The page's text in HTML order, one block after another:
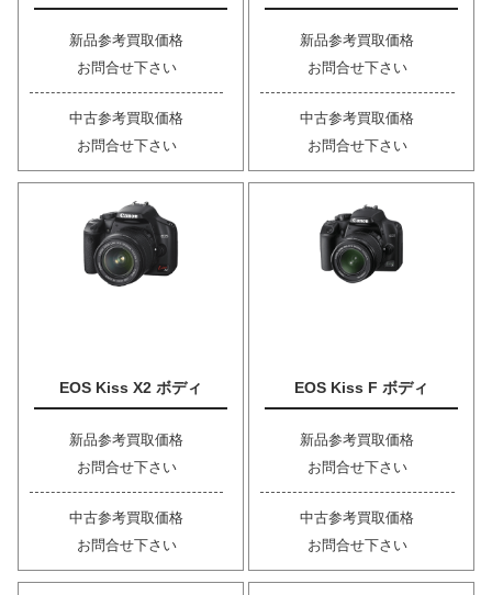
新品参考買取価格
お問合せ下さい
中古参考買取価格
お問合せ下さい
新品参考買取価格
お問合せ下さい
中古参考買取価格
お問合せ下さい
EOS Kiss X2 ボディ
新品参考買取価格
お問合せ下さい
中古参考買取価格
お問合せ下さい
EOS Kiss F ボディ
新品参考買取価格
お問合せ下さい
中古参考買取価格
お問合せ下さい